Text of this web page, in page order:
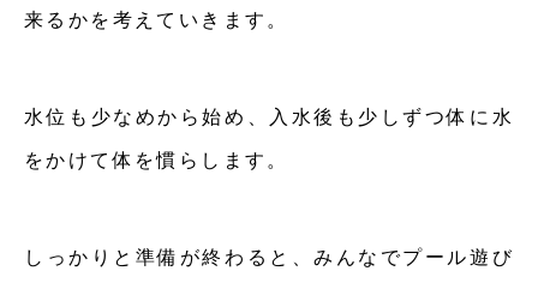
来るかを考えていきます。
水位も少なめから始め、入水後も少しずつ体に水
をかけて体を慣らします。
しっかりと準備が終わると、みんなでプール遊び